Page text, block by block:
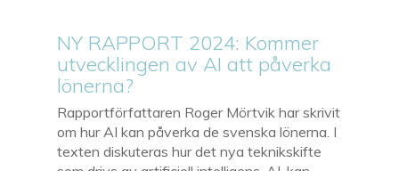
NY RAPPORT 2024: Kommer
utvecklingen av AI att påverka
lönerna?
Rapportförfattaren Roger Mörtvik har skrivit
om hur AI kan påverka de svenska lönerna. I
texten diskuteras hur det nya teknikskifte